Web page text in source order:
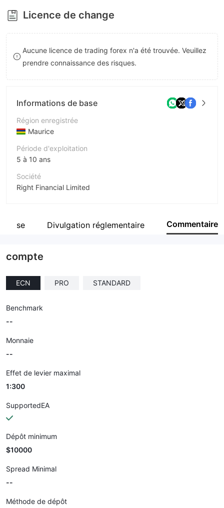
8
9
Licence de change
Aucune licence de trading forex n'a été trouvée. Veuillez
prendre connaissance des risques.
Informations de base
Région enregistrée
Maurice
Période d'exploitation
5 à 10 ans
Société
Right Financial Limited
Divulgation réglementaire Commentaire
compte
ECN PRO STANDARD
Benchmark
--
Monnaie
--
Effet de levier maximal
1:300
SupportedEA
Dépôt minimum
$10000
Spread Minimal
--
Méthode de dépôt